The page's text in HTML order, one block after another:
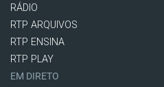
RÁDIO
RTP ARQUIVOS
RTP ENSINA
RTP PLAY
EM DIRETO